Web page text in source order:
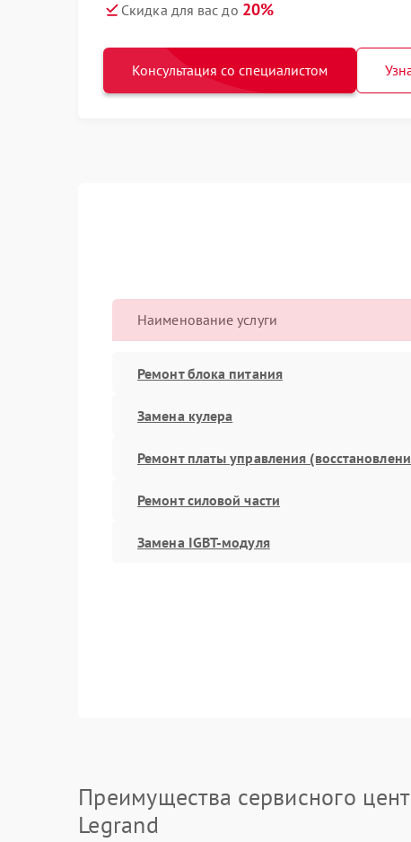
Скидка для вас до 20%
Консультация со специалистом
Наименование услуги
Ремонт блока питания
Замена кулера
Ремонт платы управления
Ремонт силовой части
Замена IGBT-модуля
Преимущества сервисного
Legrand